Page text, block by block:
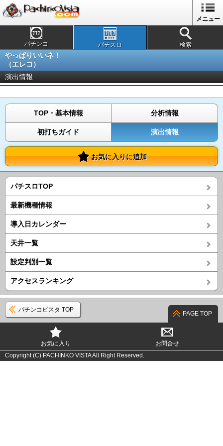
メニュー
パチンコ パチスロ 検索
やっぱりいいネ！
（エレコ）
演出情報
TOP・基本情報 分析情報
初打ちガイド 演出情報
お気に入りに追加
パチスロTOP
最新機種情報
導入日カレンダー
天井一覧
設定判別一覧
アクセスランキング
パチンコビスタ TOP
PAGE TOP
お気に入り
お問合せ
Copyright (C) PACHINKO VISTA All Right Reserved.